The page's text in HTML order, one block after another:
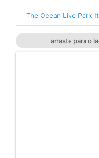
The Ocean Live Park
arraste para o